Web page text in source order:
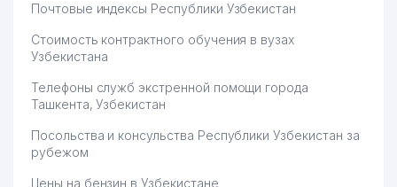
Почтовые индексы Республики Узбекистан
Стоимость контрактного обучения в вузах
Узбекистана
Телефоны служб экстренной помощи города
Ташкента, Узбекистан
Посольства и консульства Республики Узбекистан за
рубежом
Цены на бензин в Узбекистане